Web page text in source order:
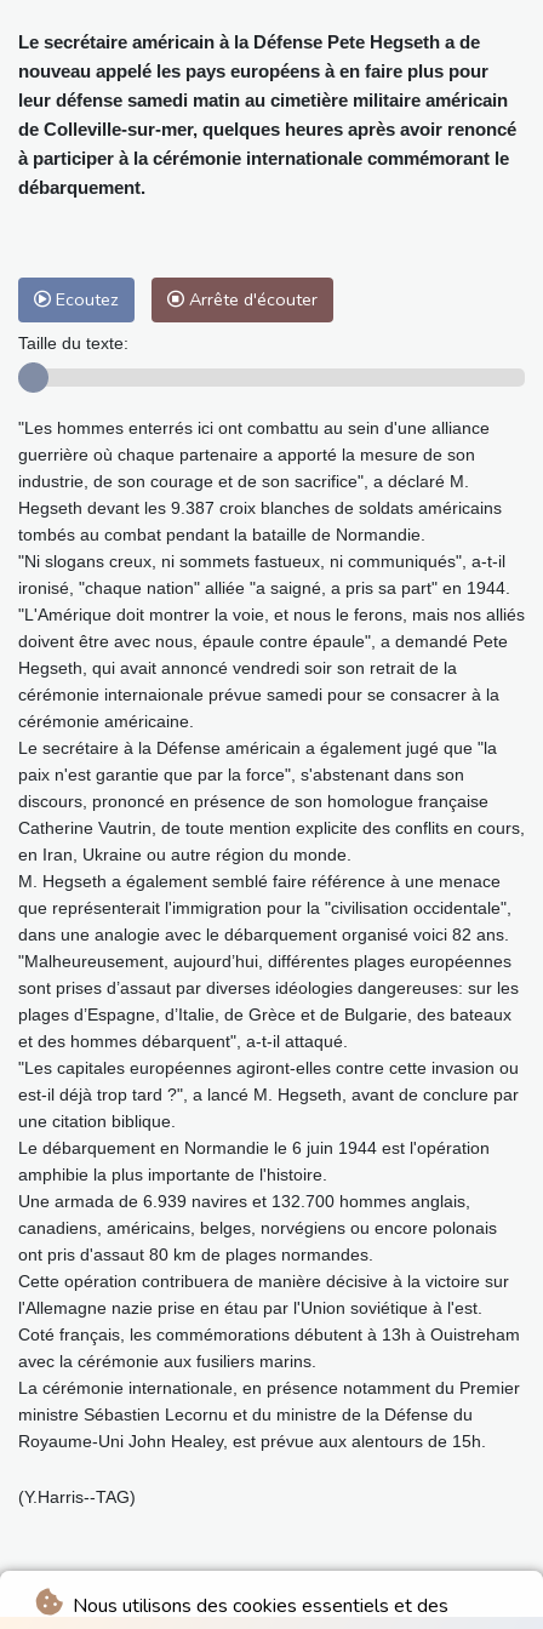
Nous utilisons des cookies essentiels et des
Le secrétaire américain à la Défense Pete Hegseth a de
nouveau appelé les pays européens à en faire plus pour
leur défense samedi matin au cimetière militaire américain
de Colleville-sur-mer, quelques heures après avoir renoncé
à participer à la cérémonie internationale commémorant le
débarquement.
Ecoutez Arrête d'écouter
Taille du texte:
"Les hommes enterrés ici ont combattu au sein d'une alliance
guerrière où chaque partenaire a apporté la mesure de son
industrie, de son courage et de son sacrifice", a déclaré M.
Hegseth devant les 9.387 croix blanches de soldats américains
tombés au combat pendant la bataille de Normandie.
"Ni slogans creux, ni sommets fastueux, ni communiqués", a-t-il
ironisé, "chaque nation" alliée "a saigné, a pris sa part" en 1944.
"L'Amérique doit montrer la voie, et nous le ferons, mais nos alliés
doivent être avec nous, épaule contre épaule", a demandé Pete
Hegseth, qui avait annoncé vendredi soir son retrait de la
cérémonie internaionale prévue samedi pour se consacrer à la
cérémonie américaine.
Le secrétaire à la Défense américain a également jugé que "la
paix n'est garantie que par la force", s'abstenant dans son
discours, prononcé en présence de son homologue française
Catherine Vautrin, de toute mention explicite des conflits en cours,
en Iran, Ukraine ou autre région du monde.
M. Hegseth a également semblé faire référence à une menace
que représenterait l'immigration pour la "civilisation occidentale",
dans une analogie avec le débarquement organisé voici 82 ans.
"Malheureusement, aujourd’hui, différentes plages européennes
sont prises d’assaut par diverses idéologies dangereuses: sur les
plages d’Espagne, d’Italie, de Grèce et de Bulgarie, des bateaux
et des hommes débarquent", a-t-il attaqué.
"Les capitales européennes agiront-elles contre cette invasion ou
est-il déjà trop tard ?", a lancé M. Hegseth, avant de conclure par
une citation biblique.
Le débarquement en Normandie le 6 juin 1944 est l'opération
amphibie la plus importante de l'histoire.
Une armada de 6.939 navires et 132.700 hommes anglais,
canadiens, américains, belges, norvégiens ou encore polonais
ont pris d'assaut 80 km de plages normandes.
Cette opération contribuera de manière décisive à la victoire sur
l'Allemagne nazie prise en étau par l'Union soviétique à l'est.
Coté français, les commémorations débutent à 13h à Ouistreham
avec la cérémonie aux fusiliers marins.
La cérémonie internationale, en présence notamment du Premier
ministre Sébastien Lecornu et du ministre de la Défense du
Royaume-Uni John Healey, est prévue aux alentours de 15h.
(Y.Harris--TAG)